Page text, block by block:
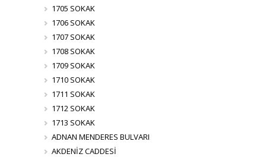
1705 SOKAK
1706 SOKAK
1707 SOKAK
1708 SOKAK
1709 SOKAK
1710 SOKAK
1711 SOKAK
1712 SOKAK
1713 SOKAK
ADNAN MENDERES BULVARI
AKDENİZ CADDESİ